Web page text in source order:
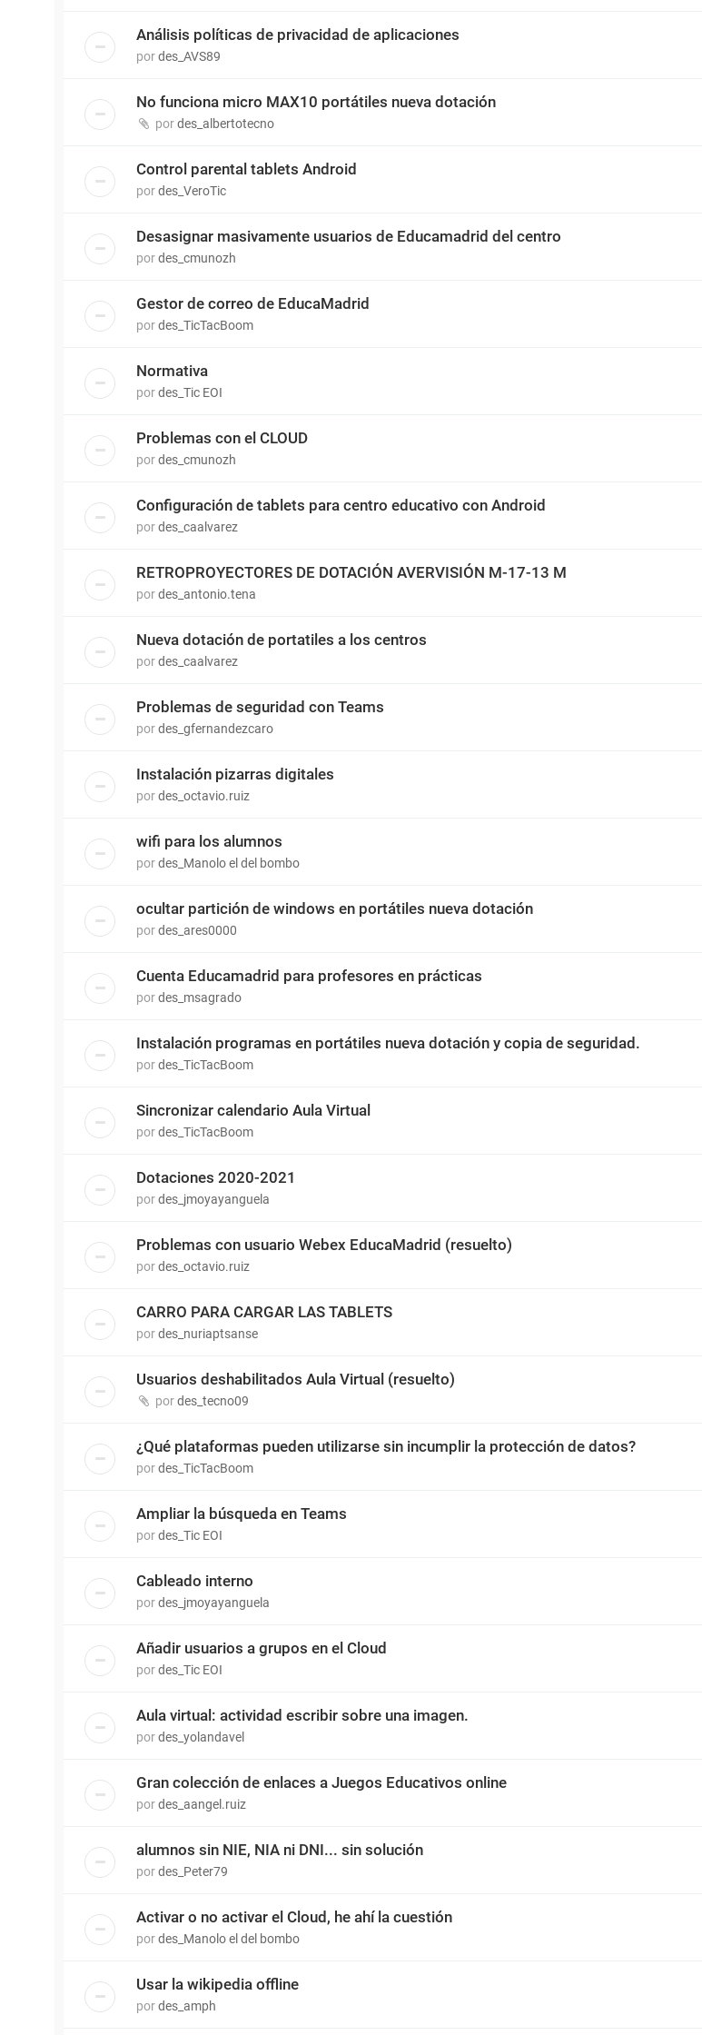
Análisis políticas de privacidad de aplicaciones
pordes_AVS89
No funciona micro MAX10 portátiles nueva dotación
pordes_albertotecno
Control parental tablets Android
pordes_VeroTic
Desasignar masivamente usuarios de Educamadrid del centro
pordes_cmunozh
Gestor de correo de EducaMadrid
pordes_TicTacBoom
Normativa
pordes_Tic EOI
Problemas con el CLOUD
pordes_cmunozh
Configuración de tablets para centro educativo con Android
pordes_caalvarez
RETROPROYECTORES DE DOTACIÓN AVERVISIÓN M-17-13 M
pordes_antonio.tena
Nueva dotación de portatiles a los centros
pordes_caalvarez
Problemas de seguridad con Teams
pordes_gfernandezcaro
Instalación pizarras digitales
pordes_octavio.ruiz
wifi para los alumnos
pordes_Manolo el del bombo
ocultar partición de windows en portátiles nueva dotación
pordes_ares0000
Cuenta Educamadrid para profesores en prácticas
pordes_msagrado
Instalación programas en portátiles nueva dotación y copia de seguridad.
pordes_TicTacBoom
Sincronizar calendario Aula Virtual
pordes_TicTacBoom
Dotaciones 2020-2021
pordes_jmoyayanguela
Problemas con usuario Webex EducaMadrid (resuelto)
pordes_octavio.ruiz
CARRO PARA CARGAR LAS TABLETS
pordes_nuriaptsanse
Usuarios deshabilitados Aula Virtual (resuelto)
pordes_tecno09
¿Qué plataformas pueden utilizarse sin incumplir la protección de datos?
pordes_TicTacBoom
Ampliar la búsqueda en Teams
pordes_Tic EOI
Cableado interno
pordes_jmoyayanguela
Añadir usuarios a grupos en el Cloud
pordes_Tic EOI
Aula virtual: actividad escribir sobre una imagen.
pordes_yolandavel
Gran colección de enlaces a Juegos Educativos online
pordes_aangel.ruiz
alumnos sin NIE, NIA ni DNI... sin solución
pordes_Peter79
Activar o no activar el Cloud, he ahí la cuestión
pordes_Manolo el del bombo
Usar la wikipedia offline
pordes_amph